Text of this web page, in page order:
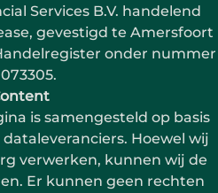
Services B.V. handelend
gevestigd te Amersfoort
onder nummer
is samengesteld op basis
Hoewel wij
verwerken, kunnen wij de
Er kunnen geen rechten